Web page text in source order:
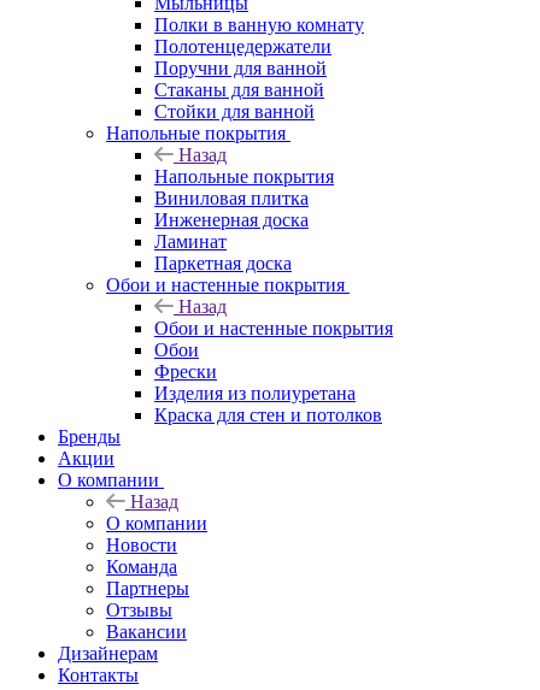
Полки в ванную комнату
Полотенцедержатели
Поручни для ванной
Стаканы для ванной
Стойки для ванной
Напольные покрытия
Назад
Напольные покрытия
Виниловая плитка
Инженерная доска
Ламинат
Паркетная доска
Обои и настенные покрытия
Назад
Обои и настенные покрытия
Обои
Фрески
Изделия из полиуретана
Краска для стен и потолков
Бренды
Акции
О компании
Назад
О компании
Новости
Команда
Партнеры
Отзывы
Вакансии
Дизайнерам
Контакты